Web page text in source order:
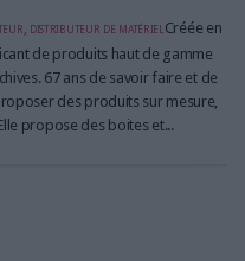
distributeur de matérielCréée en
de produits haut de gamme
67 ans de savoir faire et de
des produits sur mesure,
propose des boites et...